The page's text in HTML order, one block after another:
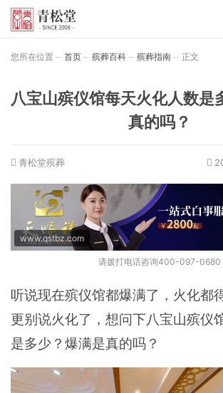
您所在位置 首页 殡葬百科 殡葬指南 正文
八宝山殡仪馆每天火化人数是
真的吗？
青松堂殡葬
请拨打电话咨询400-097-0680
www.qstbz.com
听说现在殡仪馆都爆满了，火化都
更别说火化了，想问下八宝山殡仪
是多少？爆满是真的吗？